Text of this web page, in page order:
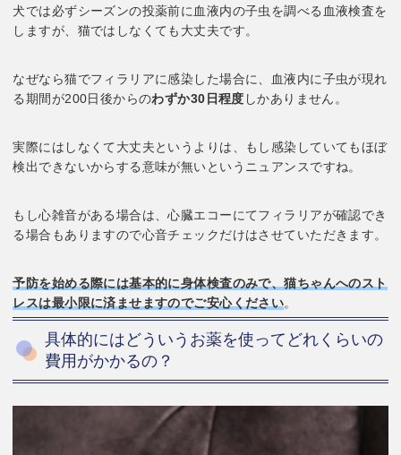
犬では必ずシーズンの投薬前に血液内の子虫を調べる血液検査を
しますが、猫ではしなくても大丈夫です。
なぜなら猫でフィラリアに感染した場合に、血液内に子虫が現れ
る期間が200日後からのわずか30日程度 しかありません。
実際にはしなくて大丈夫というよりは、もし感染していてもほぼ
検出できないからする意味が無いというニュアンスですね。
もし心雑音がある場合は、心臓エコーにてフィラリアが確認でき
る場合もありますので心音チェックだけはさせていただきます。
予防を始める際には基本的に身体検査のみで、猫ちゃんへのスト
レスは最小限に済ませますのでご安心ください。
具体的にはどういうお薬を使ってどれくらいの
費用がかかるの？